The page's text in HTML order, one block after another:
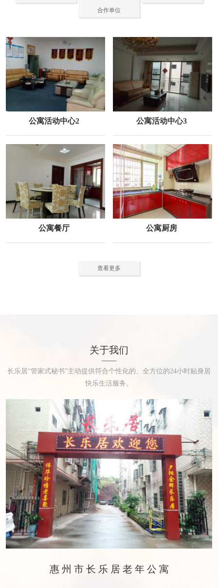
合作单位
公寓活动中心2 公寓活动中心3
公寓餐厅 公寓厨房
查看更多
关于我们
长乐居“管家式秘书”主动提供符合个性化的、全方位的24小时贴身居
快乐生活服务。
惠州市长乐居老年公寓